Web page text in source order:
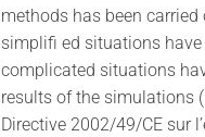
methods has been
simplifi ed situations have
complicated situations
results of the simulations
Directive 2002/49/CE sur